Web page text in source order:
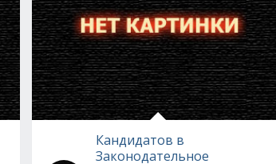
Кандидатов в
Законодательное